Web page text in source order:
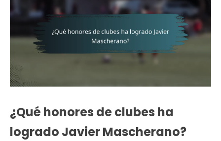
¿Qué honores de clubes ha
logrado Javier Mascherano?